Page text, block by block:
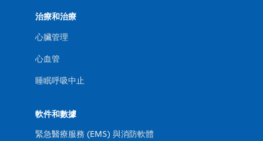
治療和治療
心臟管理
心血管
睡眠呼吸中止
軟件和數據
緊急醫療服務 (EMS) 與消防軟體